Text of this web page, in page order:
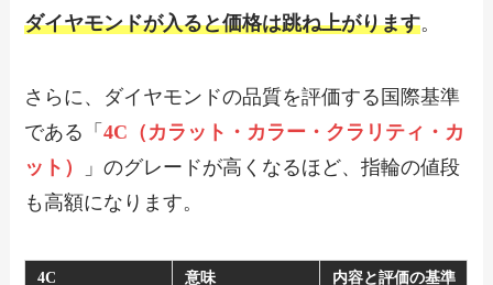
ダイヤモンドが入ると価格は跳ね上がります。
さらに、ダイヤモンドの品質を評価する国際基準
である「4C（カラット・カラー・クラリティ・カ
ット）
」のグレードが高くなるほど、指輪の値段
も高額になります。
4C 意味 内容と評価の基準